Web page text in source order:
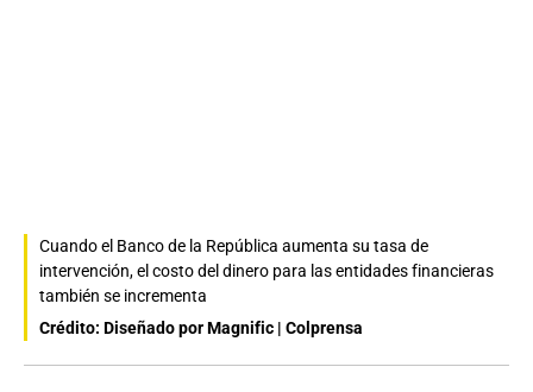
Cuando el Banco de la República aumenta su tasa de
intervención, el costo del dinero para las entidades financieras
también se incrementa
Crédito: Diseñado por Magnific | Colprensa